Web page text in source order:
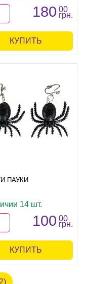
180 00
грн.
КУПИТЬ
ПАУКИ
14 шт.
100 00
грн.
КУПИТЬ